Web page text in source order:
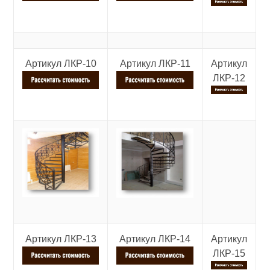
Артикул ЛКР-10 Артикул ЛКР-11
Артикул
ЛКР-12
Артикул ЛКР-13 Артикул ЛКР-14
Артикул
ЛКР-15